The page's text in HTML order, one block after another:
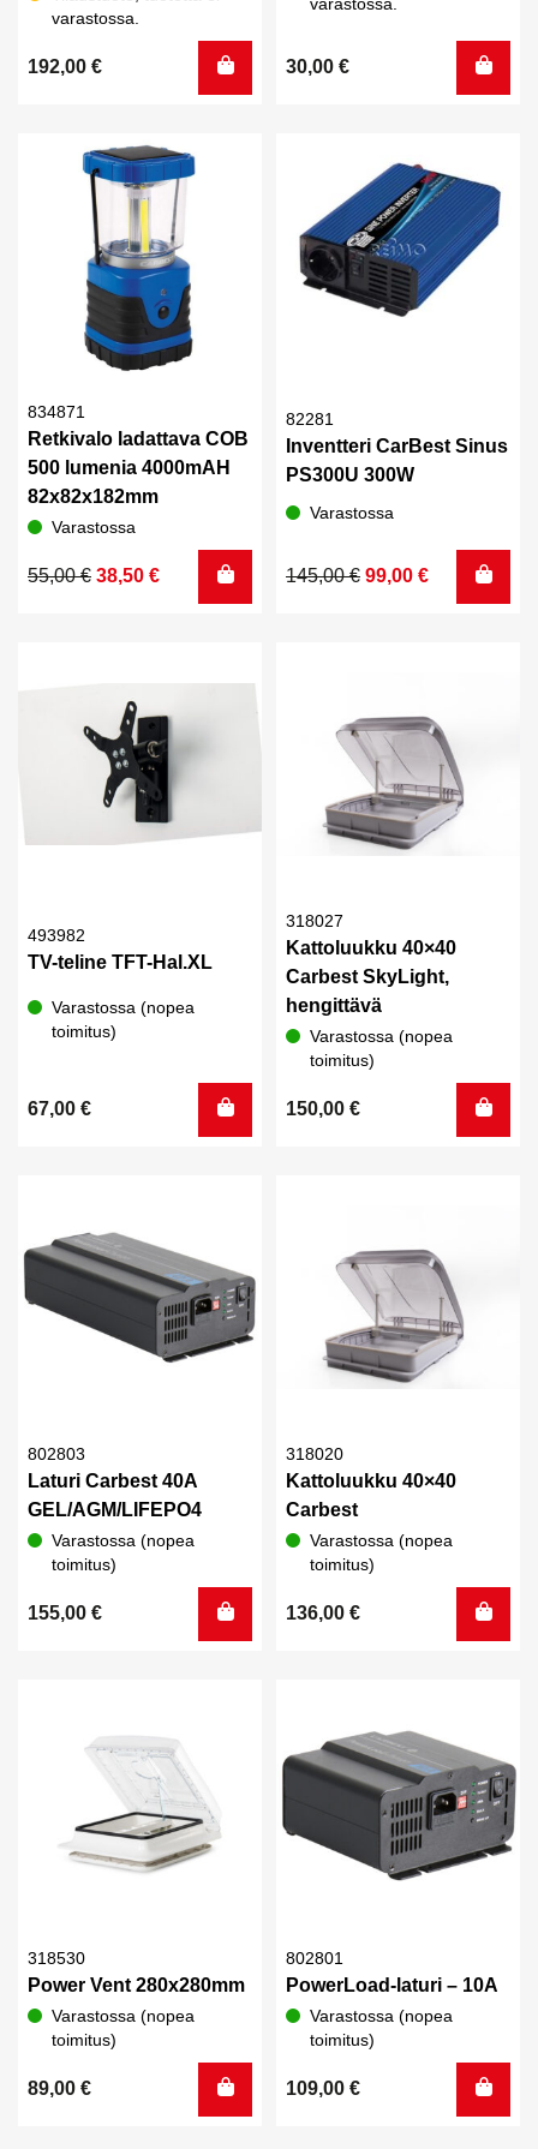
varastossa.
192,00 €
varastossa.
30,00 €
834871
Retkivalo ladattava COB
500 lumenia 4000mAH
82x82x182mm
Varastossa
55,00€
Alkuperäinen
38,50 €
Nykyinen
82281
Inventteri CarBest Sinus
PS300U 300W
Varastossa
145,00€
Alkuperäinen
99,00 €
Nykyinen
493982
TV-teline TFT-Hal.XL
Varastossa (nopea
toimitus)
67,00 €
318027
Kattoluukku 40×40
Carbest SkyLight,
hengittävä
Varastossa (nopea
toimitus)
150,00 €
802803
Laturi Carbest 40A
GEL/AGM/LIFEPO4
Varastossa (nopea
toimitus)
155,00 €
318020
Kattoluukku 40×40
Carbest
Varastossa (nopea
toimitus)
136,00 €
318530
Power Vent 280x280mm
Varastossa (nopea
toimitus)
89,00 €
802801
PowerLoad-laturi – 10A
Varastossa (nopea
toimitus)
109,00 €